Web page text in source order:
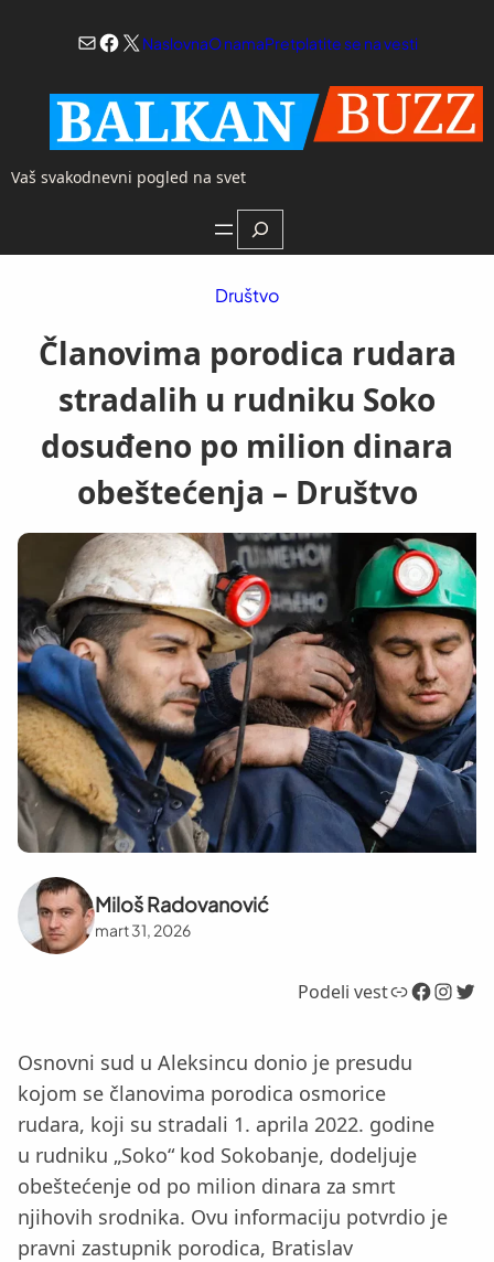
Mail
Facebook
X NaslovnaO namaPretplatite se na vesti
Vaš svakodnevni pogled na svet
Search
Društvo
Članovima porodica rudara
stradalih u rudniku Soko
dosuđeno po milion dinara
obeštećenja – Društvo
Miloš Radovanović
mart 31, 2026
Podeli vestLink Facebook InstagramTwitter
Osnovni sud u Aleksincu donio je presudu
kojom se članovima porodica osmorice
rudara, koji su stradali 1. aprila 2022. godine
u rudniku „Soko“ kod Sokobanje, dodeljuje
obeštećenje od po milion dinara za smrt
njihovih srodnika. Ovu informaciju potvrdio je
pravni zastupnik porodica, Bratislav